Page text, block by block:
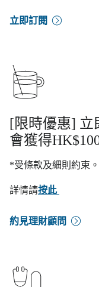
立即訂閱
[限時優惠]
會獲得
*受條款及細則約束。
詳情請按此
約見理財顧問